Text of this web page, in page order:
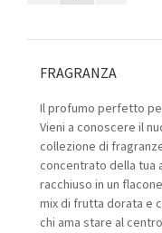
FRAGRANZA
Il profumo perfetto
Vieni a conoscere il
collezione di
concentrato della tua
racchiuso in un
mix di frutta dorata e
chi ama stare al